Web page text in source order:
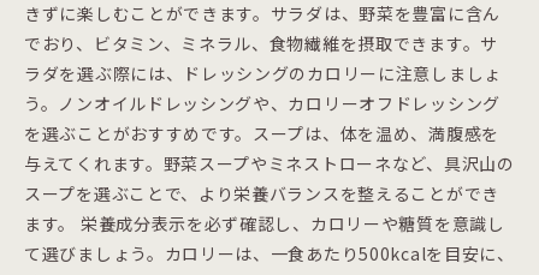
きずに楽しむことができます。サラダは、野菜を豊富に含ん
でおり、ビタミン、ミネラル、食物繊維を摂取できます。サ
ラダを選ぶ際には、ドレッシングのカロリーに注意しましょ
う。ノンオイルドレッシングや、カロリーオフドレッシング
を選ぶことがおすすめです。スープは、体を温め、満腹感を
与えてくれます。野菜スープやミネストローネなど、具沢山の
スープを選ぶことで、より栄養バランスを整えることができ
ます。 栄養成分表示を必ず確認し、カロリーや糖質を意識し
て選びましょう。カロリーは、一食あたり500kcalを目安に、